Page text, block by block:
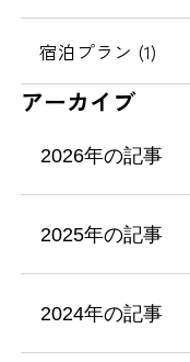
宿泊プラン (1)
アーカイブ
2026年の記事
2025年の記事
2024年の記事